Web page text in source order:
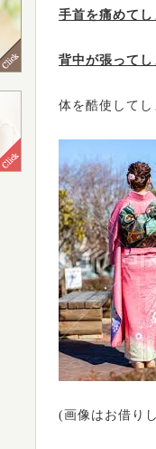
手首を痛めてし
背中が張ってし
体を酷使してし
(画像はお借り